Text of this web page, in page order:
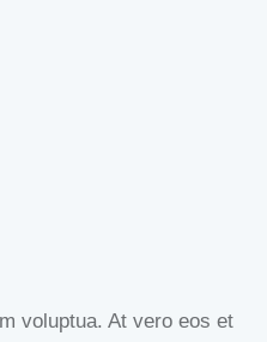
voluptua. At vero eos et